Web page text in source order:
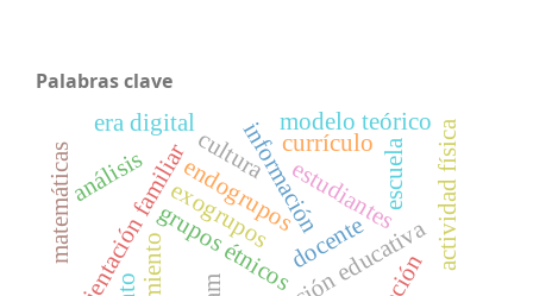
Palabras clave
grupos étnicos
orientación familiarexogrupos
endogrupos
información
análisis actividad física
modelo teórico
estudiantes
matemáticas
era digital
escuela
currículo
docente
cultura